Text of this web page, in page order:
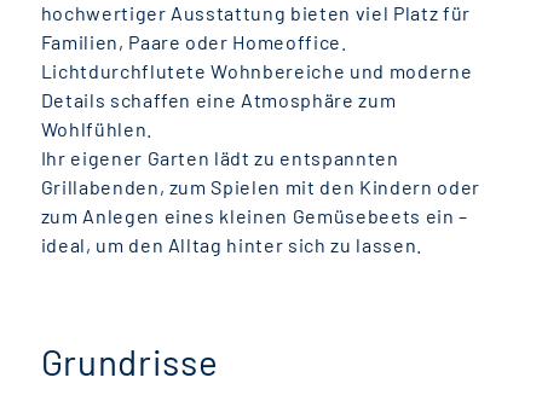
hochwertiger Ausstattung bieten viel Platz für
Familien, Paare oder Homeoffice.
Lichtdurchflutete Wohnbereiche und moderne
Details schaffen eine Atmosphäre zum
Wohlfühlen.
Ihr eigener Garten lädt zu entspannten
Grillabenden, zum Spielen mit den Kindern oder
zum Anlegen eines kleinen Gemüsebeets ein –
ideal, um den Alltag hinter sich zu lassen.
Grundrisse